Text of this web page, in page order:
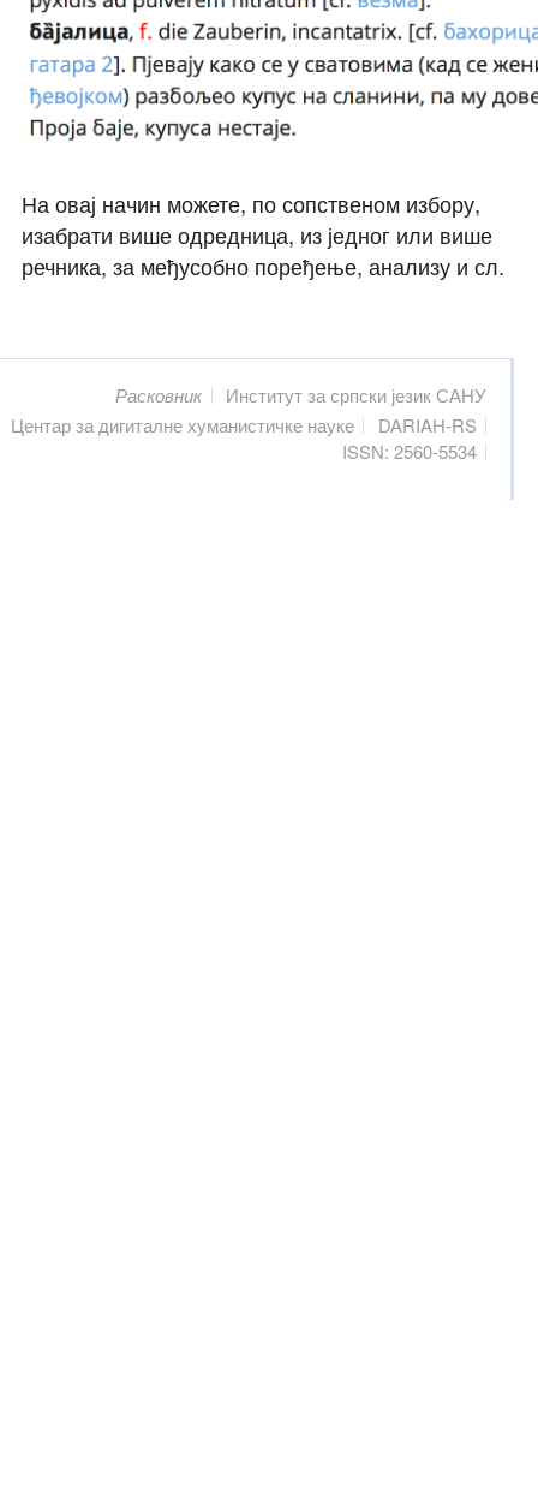
На овај начин можете, по сопственом избору,
изабрати више одредница, из једног или више
речника, за међусобно поређење, анализу и сл.
Расковник
Институт за српски језик САНУ
Центар за дигиталне хуманистичке науке
DARIAH-RS
ISSN: 2560-5534